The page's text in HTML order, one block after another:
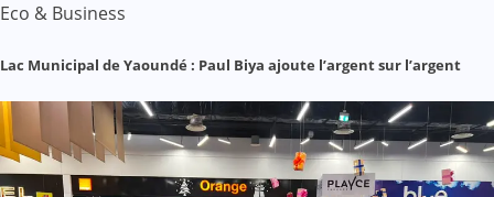
Eco & Business
Lac Municipal de Yaoundé : Paul Biya ajoute l’argent sur l’argent